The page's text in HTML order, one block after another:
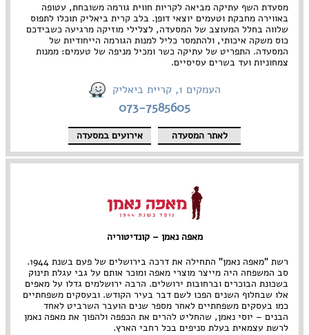
מסעדת השף עתיקה מביאה לקריות חווית גורמה משובחת, עטופה
באווירה מחבקת וטעמים יוצאי דופן. בלב קרית ביאליק תוכלו לתפוס
שלווה בחלל המעוצב של המסעדה, לצלילי מוזיקה מרגיעה כשבידכם
כוס משקה איכותי, ולהתמסר כליל למנות הגורמה הייחודיות של
המסעדה. התפריט של עתיקה כשר ומכיל מניפה של טעמים: ממנות
צמחוניות ועד בשרים עסיסיים.
העמקים 1, קריית ביאליק
073-7585605
לאתר המסעדה אירועים במסעדה
מאפה נאמן – קונדיטוריה
רשת "מאפה נאמן" התחילה את דרכה בירושלים של פעם בשנת 1944.
סב המשפחה היה מייצר מוצרי מאפה ומוכר אותם על גבי עגלת תינוק
בשכונת הבוכרים וברחובות ירושלים. הרבה ירושלמים גדלו על מאפים
אלו שבחלוף השנים הפכו לשם דבר בעיר הקודש. ובעסקים משפחתיים
כמו בעסקים משפחתיים לאחר מספר שנים הועבר השרביט לאחד
הבנים – יוסי נאמן, שהחליט להרים את הכפפה ולהפוך את מאפה נאמן
לרשת עצמאית בעלת סניפים בכל רחבי הארץ.